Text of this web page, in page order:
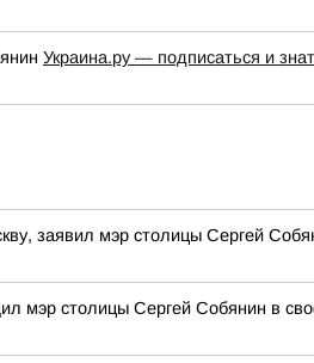
Украина.ру — подписаться и
заявил мэр столицы Сергей
мэр столицы Сергей Собянин в